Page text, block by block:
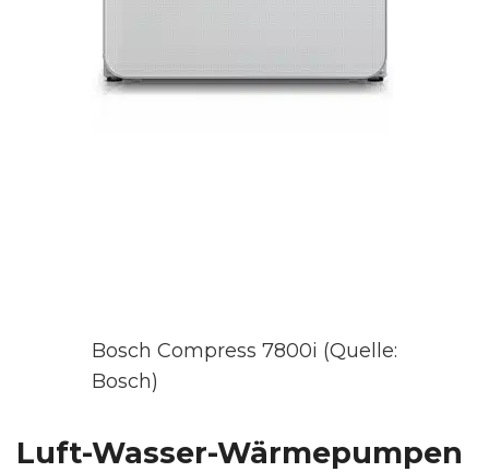
Bosch Compress 7800i (Quelle:
Bosch)
Luft-Wasser-Wärmepumpen